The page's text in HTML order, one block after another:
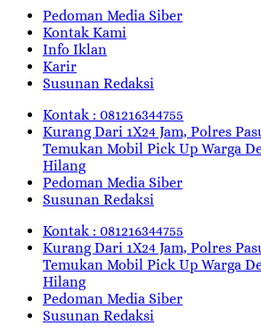
Pedoman Media Siber
Kontak Kami
Info Iklan
Karir
Susunan Redaksi
Kontak : 081216344755
Kurang Dari 1X24 Jam, Polres
Temukan Mobil Pick Up Warga
Hilang
Pedoman Media Siber
Susunan Redaksi
Kontak : 081216344755
Kurang Dari 1X24 Jam, Polres
Temukan Mobil Pick Up Warga
Hilang
Pedoman Media Siber
Susunan Redaksi